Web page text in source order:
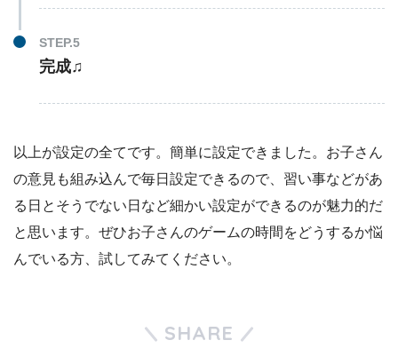
完成♫
以上が設定の全てです。簡単に設定できました。お子さん
の意見も組み込んで毎日設定できるので、習い事などがあ
る日とそうでない日など細かい設定ができるのが魅力的だ
と思います。ぜひお子さんのゲームの時間をどうするか悩
んでいる方、試してみてください。
SHARE